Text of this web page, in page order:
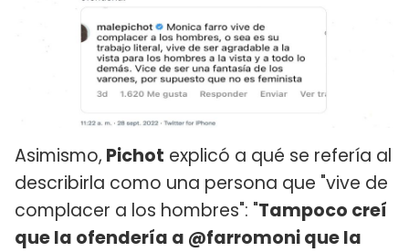
Asimismo, Pichot explicó a qué se refería al
describirla como una persona que "vive de
complacer a los hombres": "Tampoco creí
que la ofendería a @farromoni que la